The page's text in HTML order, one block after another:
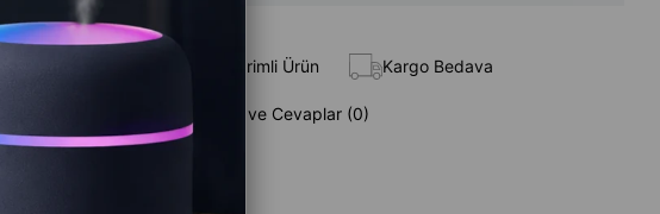
İndirimli Ürün Kargo Bedava
Sorular (0) ve Cevaplar (0)